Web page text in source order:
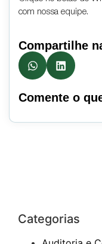
com nossa equipe.
Compartilhe
Comente o
Categorias